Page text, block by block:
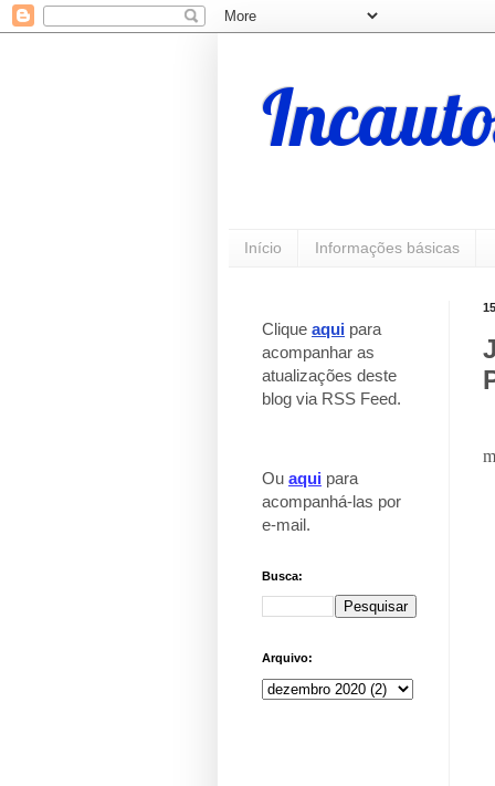
Início Informações básicas
Clique aqui para
acompanhar as
atualizações deste
blog via RSS Feed.
Ou aqui para
acompanhá-las por
e-mail.
Busca:
Arquivo: